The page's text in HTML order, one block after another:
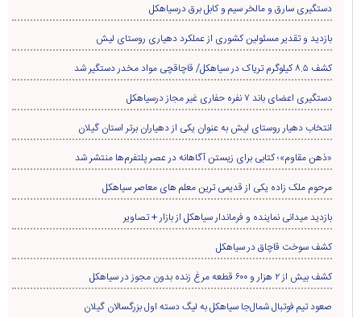
دستگیری سارق و مالخر سیم و کابل برق درسیاهکل
بازدید و تقدیر مسئولین کشوری از عملکرد دهیاری روستای لیش
کشف ۸.۵ کیلوگرم تریاک در سیاهکل/ قاچاقچی مواد مخدر دستگیر شد
دستگیری اعضای باند ۷ نفره حفاری غير مجاز درسیاهکل
انتخاب دهیار روستای لیش به عنوان یکی از دهیاران برتر استان گیلان
«ذهن مقاوم»؛ کتابی برای زیستن آگاهانه در عصر پلتفرم‌ها منتشر شد
مرحوم ملک زاده یکی از قدیمی ترین معلم های معاصر سیاهکل
بازدید میدانی نماینده و فرماندار سیاهکل از بازار + تصاویر
کشف سوخت قاچاق در سياهکل
کشف بیش از ۲ هزار و ۶۰۰ قطعه مرغ زنده بدون مجوز در سیاهکل
صعود تیم فوتبال شمال‌جا‌ سیاهکل به لیگ دسته اول بزرگسالان گیلان